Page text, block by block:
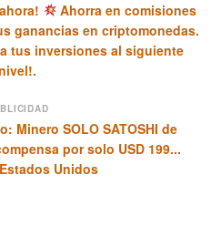
Ahorra en comisiones
ganancias en criptomonedas.
tus inversiones al siguiente
Minero SOLO SATOSHI de
por solo USD 199...
Unidos